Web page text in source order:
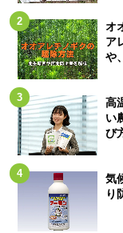
オ
ア
や
高
い
び
気
り